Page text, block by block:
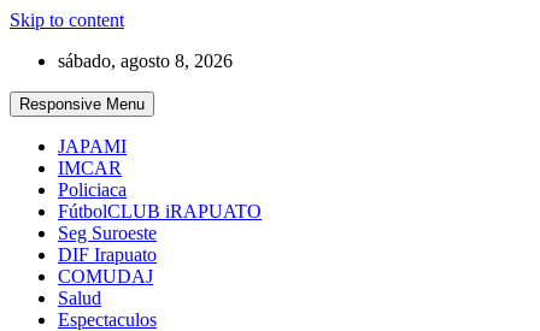
Skip to content
sábado, agosto 8, 2026
Responsive Menu
JAPAMI
IMCAR
Policiaca
FútbolCLUB iRAPUATO
Seg Suroeste
DIF Irapuato
COMUDAJ
Salud
Espectaculos